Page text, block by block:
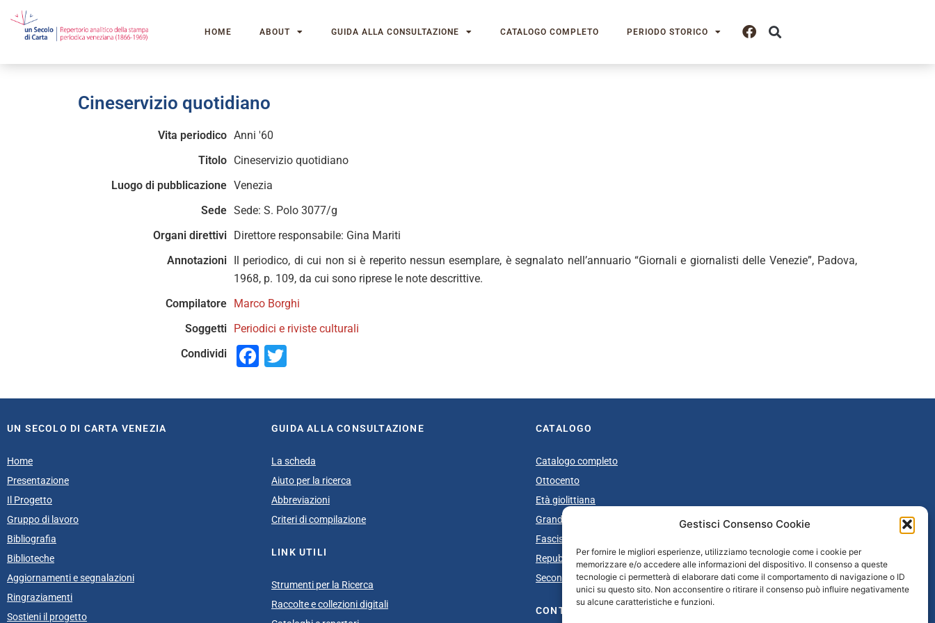
Gestisci Consenso Cookie
Per fornire le migliori esperienze, utilizziamo tecnologie come i cookie per
memorizzare e/o accedere alle informazioni del dispositivo. Il consenso a queste
tecnologie ci permetterà di elaborare dati come il comportamento di navigazione o ID
unici su questo sito. Non acconsentire o ritirare il consenso può influire negativamente
su alcune caratteristiche e funzioni.
HOME ABOUT GUIDA ALLA CONSULTAZIONE CATALOGO COMPLETO PERIODO STORICO
Cineservizio quotidiano
Vita periodico Anni '60
Titolo Cineservizio quotidiano
Luogo di pubblicazione Venezia
Sede Sede: S. Polo 3077/g
Organi direttivi Direttore responsabile: Gina Mariti
Annotazioni Il periodico, di cui non si è reperito nessun esemplare, è segnalato nell’annuario “Giornali e giornalisti delle Venezie”, Padova,
1968, p. 109, da cui sono riprese le note descrittive.
Compilatore Marco Borghi
Soggetti Periodici e riviste culturali
Condividi
Facebook
UN SECOLO DI CARTA VENEZIA
Home
Presentazione
Il Progetto
Gruppo di lavoro
Bibliografia
Biblioteche
Aggiornamenti e segnalazioni
Ringraziamenti
Sostieni il progetto
GUIDA ALLA CONSULTAZIONE
La scheda
Aiuto per la ricerca
Abbreviazioni
Criteri di compilazione
LINK UTILI
Strumenti per la Ricerca
Raccolte e collezioni digitali
CATALOGO
Catalogo completo
Ottocento
Età giolittiana
Grande Guerra e dopoguerra
Fascismo
Repubblica Sociale Italiana
Secondo dopoguerra / Età repubblicana
CONTATTI